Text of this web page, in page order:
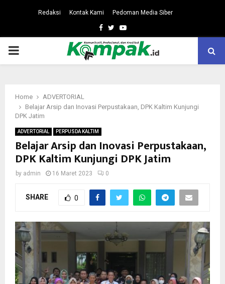
Redaksi Kontak Kami Pedoman Media Siber
Facebook
TwitterYoutube
PRIMARY
Home
ADVERTORIAL
Belajar Arsip dan Inovasi Perpustakaan, DPK Kaltim Kunjungi
DPK Jatim
ADVERTORIAL PERPUSDA KALTIM
Belajar Arsip dan Inovasi Perpustakaan,
DPK Kaltim Kunjungi DPK Jatim
by admin 16 Maret 2023 0
SHARE 0